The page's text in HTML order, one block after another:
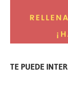
TE PUEDE